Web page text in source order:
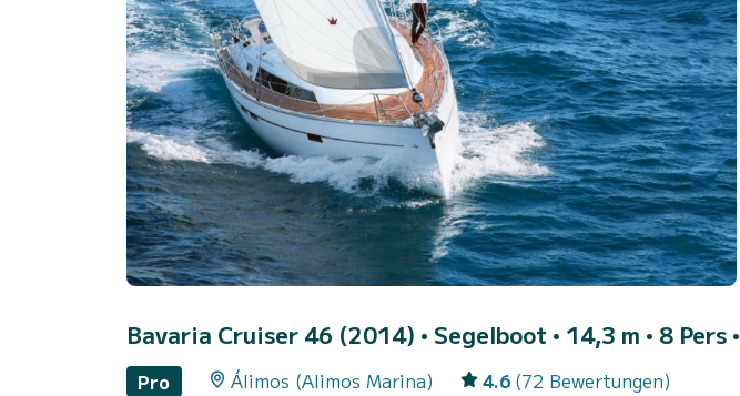
Bavaria Cruiser 46 (2014) • Segelboot • 14,3 m • 8 Pers •
Pro Álimos (Alimos Marina) 4.6 (72 Bewertungen)